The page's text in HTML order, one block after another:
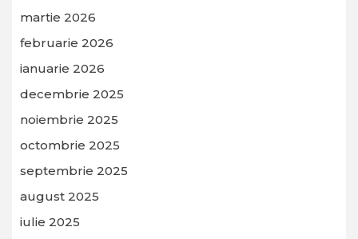
martie 2026
februarie 2026
ianuarie 2026
decembrie 2025
noiembrie 2025
octombrie 2025
septembrie 2025
august 2025
iulie 2025